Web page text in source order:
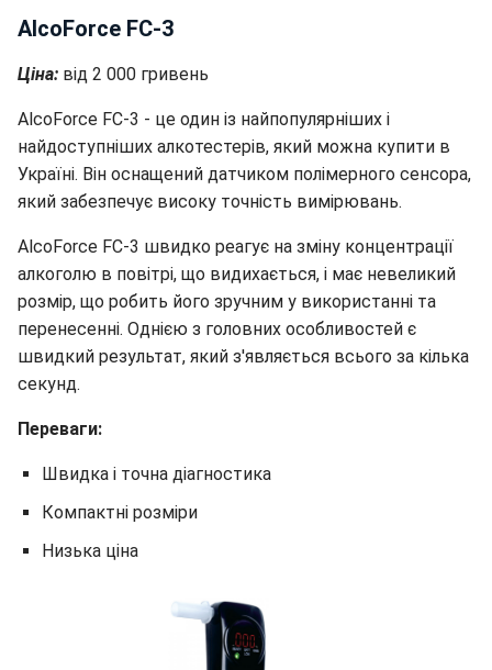
AlcoForce FC-3
Ціна: від 2 000 гривень
AlcoForce FC-3 - це один із найпопулярніших і
найдоступніших алкотестерів, який можна купити в
Україні. Він оснащений датчиком полімерного сенсора,
який забезпечує високу точність вимірювань.
AlcoForce FC-3 швидко реагує на зміну концентрації
алкоголю в повітрі, що видихається, і має невеликий
розмір, що робить його зручним у використанні та
перенесенні. Однією з головних особливостей є
швидкий результат, який з'являється всього за кілька
секунд.
Переваги:
Швидка і точна діагностика
Компактні розміри
Низька ціна